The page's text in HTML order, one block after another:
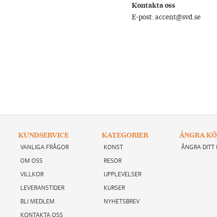
Kontakta oss
E-post: accent@svd.se
KUNDSERVICE
VANLIGA FRÅGOR
OM OSS
VILLKOR
LEVERANSTIDER
BLI MEDLEM
KONTAKTA OSS
KATEGORIER
KONST
RESOR
UPPLEVELSER
KURSER
NYHETSBREV
ÅNGRA
ÅNGRA DITT